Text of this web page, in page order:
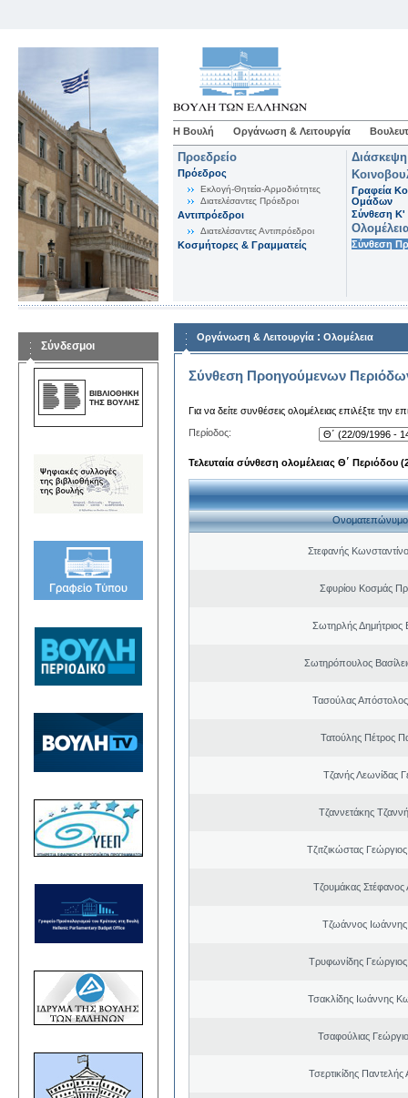
Η Βουλή Οργάνωση & Λειτουργία
Προεδρείο
Πρόεδρος
Εκλογή-Θητεία-Αρμοδιότητες
Διατελέσαντες Πρόεδροι
Αντιπρόεδροι
Διατελέσαντες Αντιπρόεδροι
Κοσμήτορες & Γραμματείς
Γραφεία
Ομάδων
Σύνθεση K'
Σύνθεση
Σύνδεσμοι
Οργάνωση & Λειτουργία : Ολομέλεια
Σύνθεση Προηγούμενων
Για να δείτε συνθέσεις ολομέλειας επιλέξτε την
Περίοδος:
Τελευταία σύνθεση ολομέλειας Θ΄ Περιόδου
Ονοματεπώνυμο
Στεφανής
Σφυρίου Κοσμάς
Σωτηρλής Δημήτριος
Σωτηρόπουλος
Τασούλας Απόστολος
Τατούλης Πέτρος
Τζανής Λεωνίδας
Τζαννετάκης
Τζιτζικώστας
Τζουμάκας Στέφανος
Τζωάννος Ιωάννης
Τρυφωνίδης
Τσακλίδης Ιωάννης
Τσαφούλιας
Τσερτικίδης Παντελής